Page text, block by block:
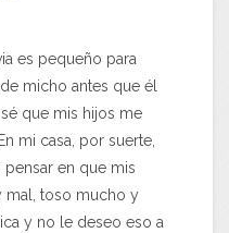
es pequeño para
micho antes que él
que mis hijos me
mi casa, por suerte,
en que mis
mal, toso mucho y
y no le deseo eso a